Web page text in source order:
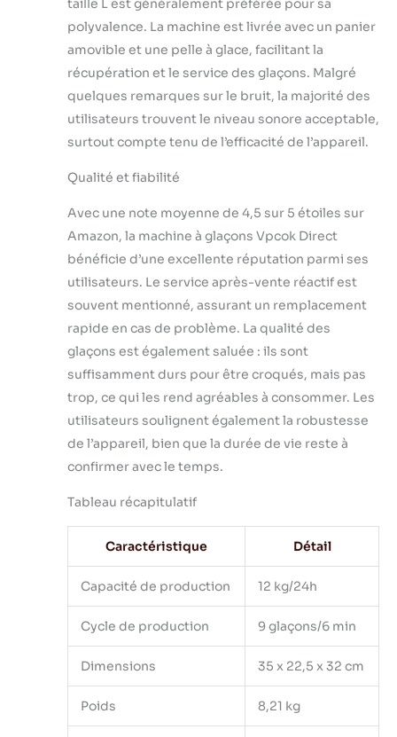
fonctionner automatiquement et
peut continuer à fonctionner après
avoir ajouté de l'eau Fonction de
Nettoyage Automatique: Allumez la
machine a glacons et appuyez sur le
bouton " ON/OFF " pendant plus de
5 secondes. Le temps de nettoyage
des machines à glaçons est de 30
minutes. Les voyants "S" et "L"
clignotent alternativement pendant
s'écouler du trou de vidange au bas
de la machine à glaçons. Une
machine à glaçons qui ne nécessite
aucun nettoyage manuel
taille L est généralement préférée pour sa
polyvalence. La machine est livrée avec un panier
amovible et une pelle à glace, facilitant la
récupération et le service des glaçons. Malgré
quelques remarques sur le bruit, la majorité des
utilisateurs trouvent le niveau sonore acceptable,
surtout compte tenu de l’efficacité de l’appareil.
Qualité et fiabilité
Avec une note moyenne de 4,5 sur 5 étoiles sur
Amazon, la machine à glaçons Vpcok Direct
bénéficie d’une excellente réputation parmi ses
utilisateurs. Le service après-vente réactif est
souvent mentionné, assurant un remplacement
rapide en cas de problème. La qualité des
glaçons est également saluée : ils sont
suffisamment durs pour être croqués, mais pas
trop, ce qui les rend agréables à consommer. Les
utilisateurs soulignent également la robustesse
de l’appareil, bien que la durée de vie reste à
confirmer avec le temps.
Tableau récapitulatif
Caractéristique Détail
Capacité de production 12 kg/24h
Cycle de production 9 glaçons/6 min
Dimensions 35 x 22,5 x 32 cm
Poids 8,21 kg